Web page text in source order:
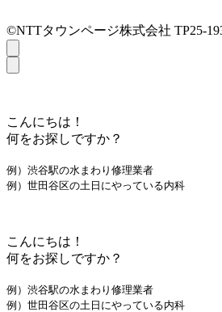
©NTTタウンページ株式会社 TP25-
こんにちは！
何をお探しですか？
例）渋谷駅の水まわり修理業者
例）世田谷区の土日にやっている内科
こんにちは！
何をお探しですか？
例）渋谷駅の水まわり修理業者
例）世田谷区の土日にやっている内科